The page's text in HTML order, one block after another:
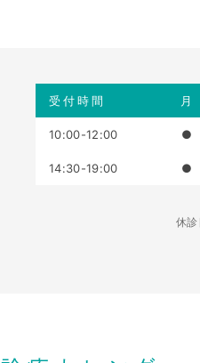
受付時間 月
10:00-12:00 ●
14:30-19:00 ●
休